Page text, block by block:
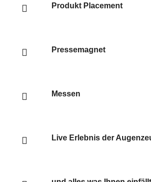
Produkt Placement
Pressemagnet
Messen
Live Erlebnis der